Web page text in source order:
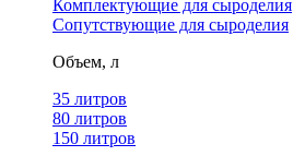
Комплектующие для сыроделия
Сопутствующие для сыроделия
Объем, л
35 литров
80 литров
150 литров